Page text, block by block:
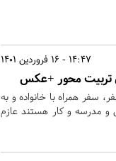
14:47 - 16 فروردین 1401
تربیت محور +عکس
سفر همراه با خانواده و به
و مدرسه و کار هستند عازم